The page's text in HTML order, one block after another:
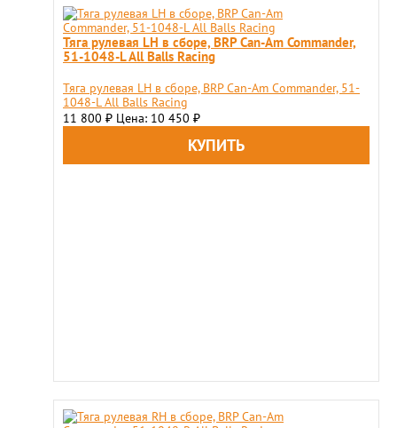
Тяга рулевая LH в сборе, BRP Can-Am Commander,
51-1048-L All Balls Racing
Тяга рулевая LH в сборе, BRP Can-Am Commander, 51-
1048-L All Balls Racing
11 800 ₽ Цена: 10 450 ₽